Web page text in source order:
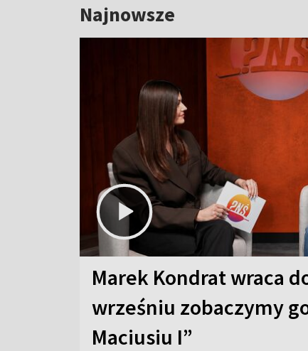
Najnowsze
Marek Kondrat wraca
wrześniu zobaczymy
Maciusiu I”